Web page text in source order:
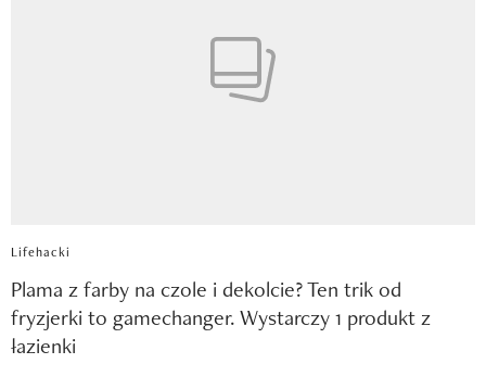
Lifehacki
Plama z farby na czole i dekolcie? Ten trik od
fryzjerki to gamechanger. Wystarczy 1 produkt z
łazienki